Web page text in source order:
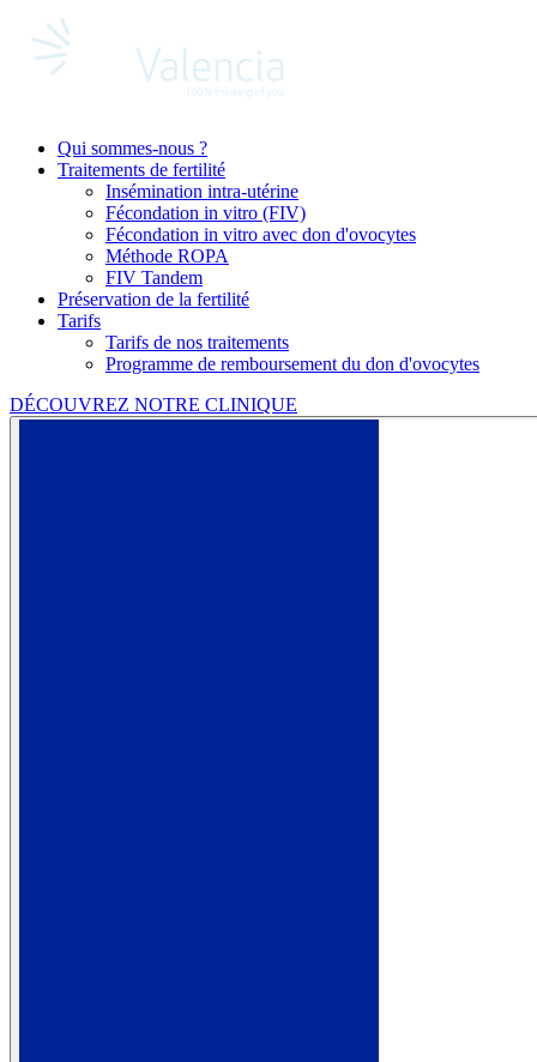
Qui sommes-nous ?
Traitements de fertilité
Insémination intra-utérine
Fécondation in vitro (FIV)
Fécondation in vitro avec don d'ovocytes
Méthode ROPA
FIV Tandem
Préservation de la fertilité
Tarifs
Tarifs de nos traitements
Programme de remboursement du don d'ovocytes
DÉCOUVREZ NOTRE CLINIQUE